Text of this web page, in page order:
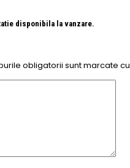
disponibila la vanzare.
obligatorii sunt marcate cu